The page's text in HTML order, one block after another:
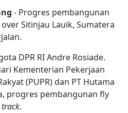
- Progres pembangunan
Sitinjau Lauik, Sumatera
DPR RI Andre Rosiade.
Kementerian Pekerjaan
(PUPR) dan PT Hutama
progres pembangunan fly
.